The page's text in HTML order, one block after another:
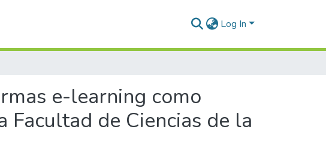
Log In
e-learning como
de Ciencias de la